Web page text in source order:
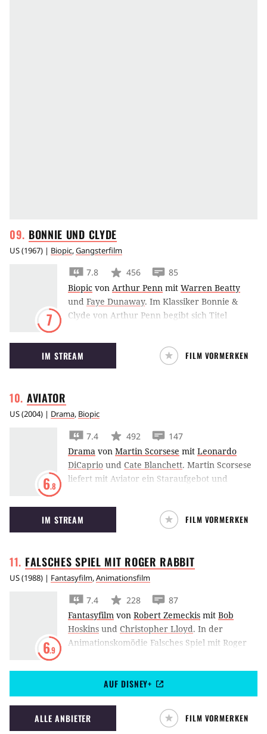
BONNIE UND CLYDE
US(1967) | Biopic,Gangsterfilm
7
7.8 456
85
Biopic von Arthur Penn mit Warren Beatty
und Faye Dunaway. Im Klassiker Bonnie &
Clyde von Arthur Penn begibt sich Titel
Tour durch mehrere Staaten treu dem Motto:
Live fast, die young.
IM STREAM FILM VORMERKEN
AVIATOR
US(2004) | Drama, Biopic
6.8
7.4 492
147
Drama von Martin Scorsese mit Leonardo
DiCaprio und Cate Blanchett. Martin Scorsese
liefert mit Aviator ein Staraufgebot und
Filmemachers und Flugzeugpioniers Howard
Hughes mit Leonardo DiCaprio in der
Hauptrolle.
IM STREAM FILM VORMERKEN
FALSCHES SPIEL MIT ROGER RABBIT
US(1988) | Fantasyfilm,Animationsfilm
6.9
7.4 228
87
Fantasyfilm von Robert Zemeckis mit Bob
Hoskins und Christopher Lloyd. In der
Animationskomödie Falsches Spiel mit Roger
Rabbit Bob Hoskins auf seine Frau, da er ihr
Untreue unterstellt.
AUF DISNEY+
ALLE ANBIETER FILM VORMERKEN